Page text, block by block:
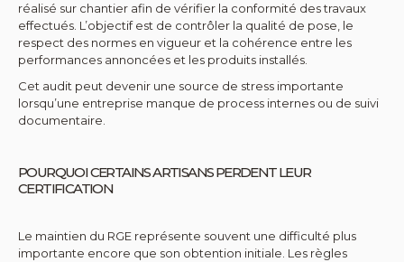
réalisé sur chantier afin de vérifier la conformité des travaux
effectués. L’objectif est de contrôler la qualité de pose, le
respect des normes en vigueur et la cohérence entre les
performances annoncées et les produits installés.
Cet audit peut devenir une source de stress importante
lorsqu’une entreprise manque de process internes ou de suivi
documentaire.
POURQUOI CERTAINS ARTISANS PERDENT LEUR
CERTIFICATION
Le maintien du RGE représente souvent une difficulté plus
importante encore que son obtention initiale. Les règles